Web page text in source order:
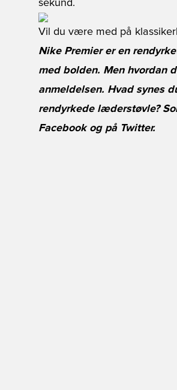
sekund.
Vil du være med på
Nike Premier er en
med bolden. Men hvordan
anmeldelsen. Hvad synes
rendyrkede læderstøvle?
Facebookog på Twitter.